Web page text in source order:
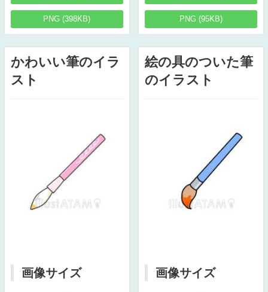
PNG (398KB) PNG (95KB)
かわいい筆のイラ
スト
画像サイズ
絵の具のついた筆
のイラスト
画像サイズ